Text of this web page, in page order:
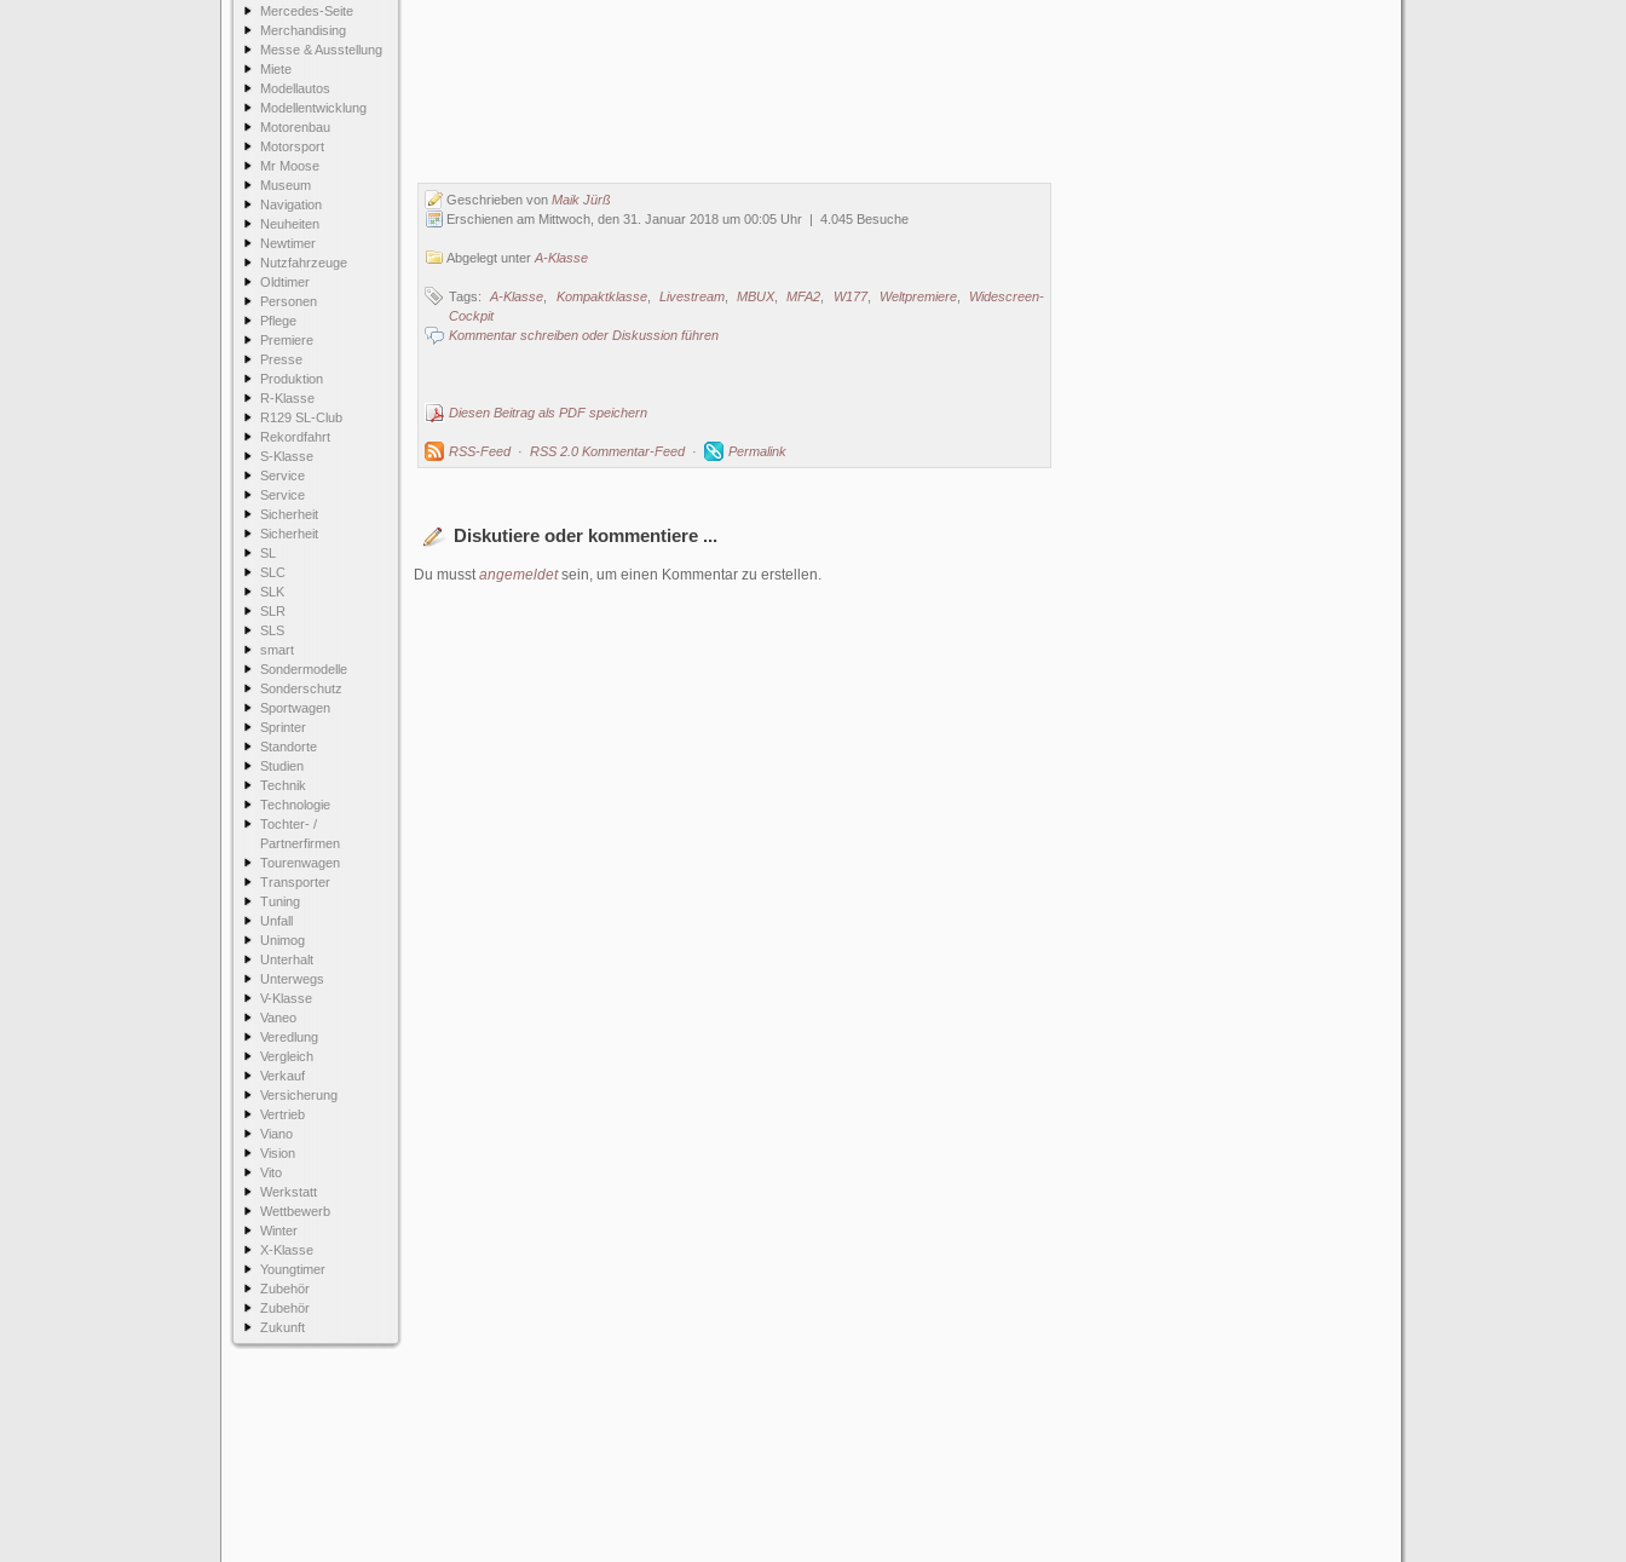
Mercedes-Seite
Merchandising
Messe & Ausstellung
Miete
Modellautos
Modellentwicklung
Motorenbau
Motorsport
Mr Moose
Museum
Navigation
Neuheiten
Newtimer
Nutzfahrzeuge
Oldtimer
Personen
Pflege
Premiere
Presse
Produktion
R-Klasse
R129 SL-Club
Rekordfahrt
S-Klasse
Service
Service
Sicherheit
Sicherheit
SL
SLC
SLK
SLR
SLS
smart
Sondermodelle
Sonderschutz
Sportwagen
Sprinter
Standorte
Studien
Technik
Technologie
Tochter- /
Partnerfirmen
Tourenwagen
Transporter
Tuning
Unfall
Unimog
Unterhalt
Unterwegs
V-Klasse
Vaneo
Veredlung
Vergleich
Verkauf
Versicherung
Vertrieb
Viano
Vision
Vito
Werkstatt
Wettbewerb
Winter
X-Klasse
Youngtimer
Zubehör
Zubehör
Zukunft
Geschrieben von Maik Jürß
Erschienen am Mittwoch, den 31. Januar 2018 um 00:05 Uhr | 4.045 Besuche
Abgelegt unter A-Klasse
Tags:A-Klasse Kompaktklasse, Livestream, MBUX,MFA2 W177, Weltpremiere, Widescreen-
Cockpit
Kommentar schreiben oder Diskussion führen
Diesen Beitrag als PDF speichern
RSS-Feed· RSS 2.0 Kommentar-Feed· Permalink
Diskutiere oder kommentiere ...
Du musstangemeldetsein, um einen Kommentar zu erstellen.